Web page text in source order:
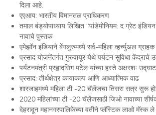
दिला आहे.
एएआय: भारतीय विमानतळ प्राधिकरण
तमाल बंड्योपाध्याय लिखित “पांडेमोनियम: द ग्रेट
नावाचे पुस्तक
एमेझॉन इंडियाने बेंगलुरुमध्ये सर्व-महिला व्हर्च्युअल
प्रसाद योजनेंतर्गत गुरुवायूर येथे पर्यटन सुविधा केंद्राचे
पर्यटनमंत्री प्रह्लादसिंग पटेल यांच्या हस्ते अक्षरशः
प्रसाद: तीर्थक्षेत्र कायाकल्प आणि आध्यात्मिक वाढ
शारजाहमध्ये महिला टी -20 चॅलेंजचा तिसरा सत्र सुरू
2020 महिलांच्या टी -20 चॅलेंजसाठी जिओ नावाच्या
देहरादून महानगरपालिकेच्या वतीने प्लॅस्टिक लाओ मॅस्क